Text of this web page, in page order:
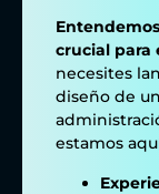
crucial para
necesites
diseño de
estamos